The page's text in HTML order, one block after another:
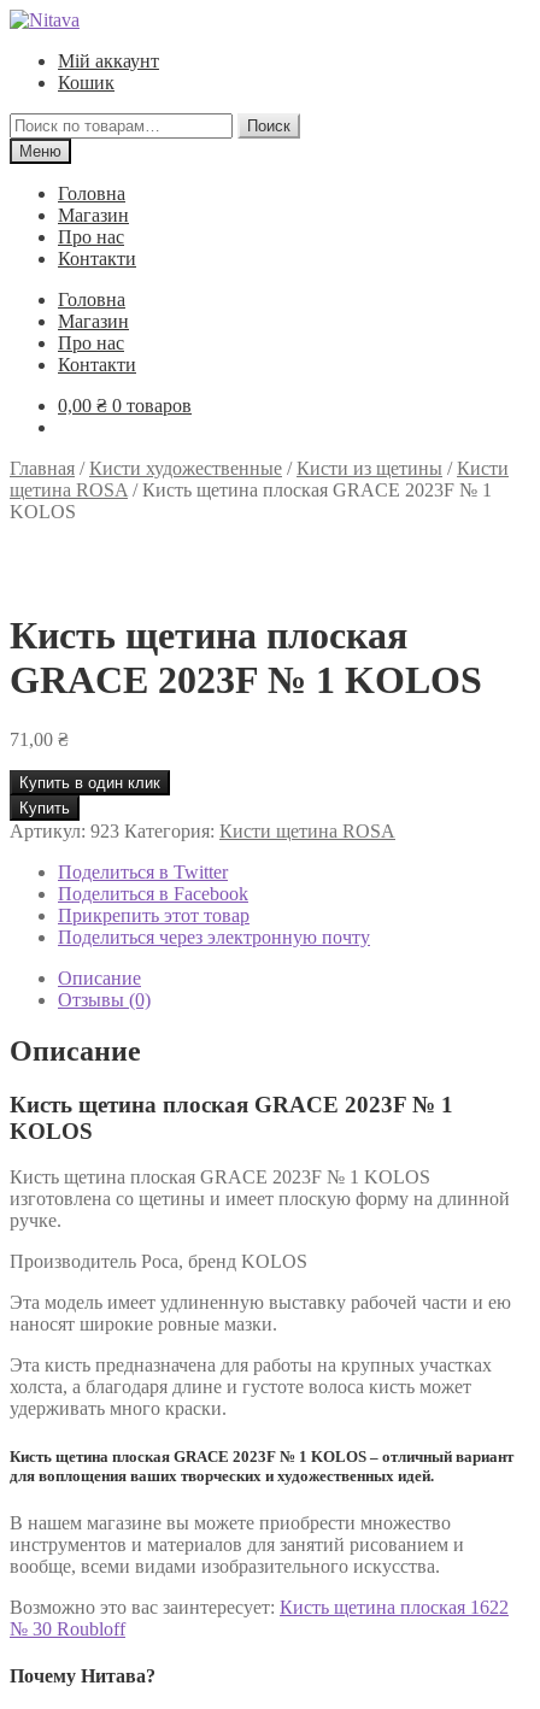
Перейти
навигации
Перейти
содержимому
Мій аккаунт
Кошик
Искать:
Поиск
Меню
Головна
Магазин
Про нас
Контакти
Головна
Магазин
Про нас
Контакти
0,00 ₴ 0 товаров
Главная /Кисти художественные /Кисти из щетины /Кисти
щетина ROSA /Кисть щетина плоская GRACE 2023F № 1
KOLOS
Кисть щетина плоская
GRACE 2023F № 1 KOLOS
71,00 ₴
Купить в один клик
Количество
товара
Кисть
щетина
плоская
GRACE
2023F
KOLOS
Купить
Артикул: 923 Категория: Кисти щетина ROSA
Поделиться в Twitter
Поделиться в Facebook
Прикрепить этот товар
Поделиться через электронную почту
Описание
Отзывы (0)
Описание
Кисть щетина плоская GRACE 2023F № 1
KOLOS
Кисть щетина плоская GRACE 2023F № 1 KOLOS
изготовлена со щетины и имеет плоскую форму на длинной
ручке.
Производитель Роса, бренд KOLOS
Эта модель имеет удлиненную выставку рабочей части и ею
наносят широкие ровные мазки.
Эта кисть предназначена для работы на крупных участках
холста, а благодаря длине и густоте волоса кисть может
удерживать много краски.
Кисть щетина плоская GRACE 2023F № 1 KOLOS – отличный вариант
для воплощения ваших творческих и художественных идей.
В нашем магазине вы можете приобрести множество
инструментов и материалов для занятий рисованием и
вообще, всеми видами изобразительного искусства.
Возможно это вас заинтересует: Кисть щетина плоская 1622
№ 30 Roubloff
Почему Нитава?